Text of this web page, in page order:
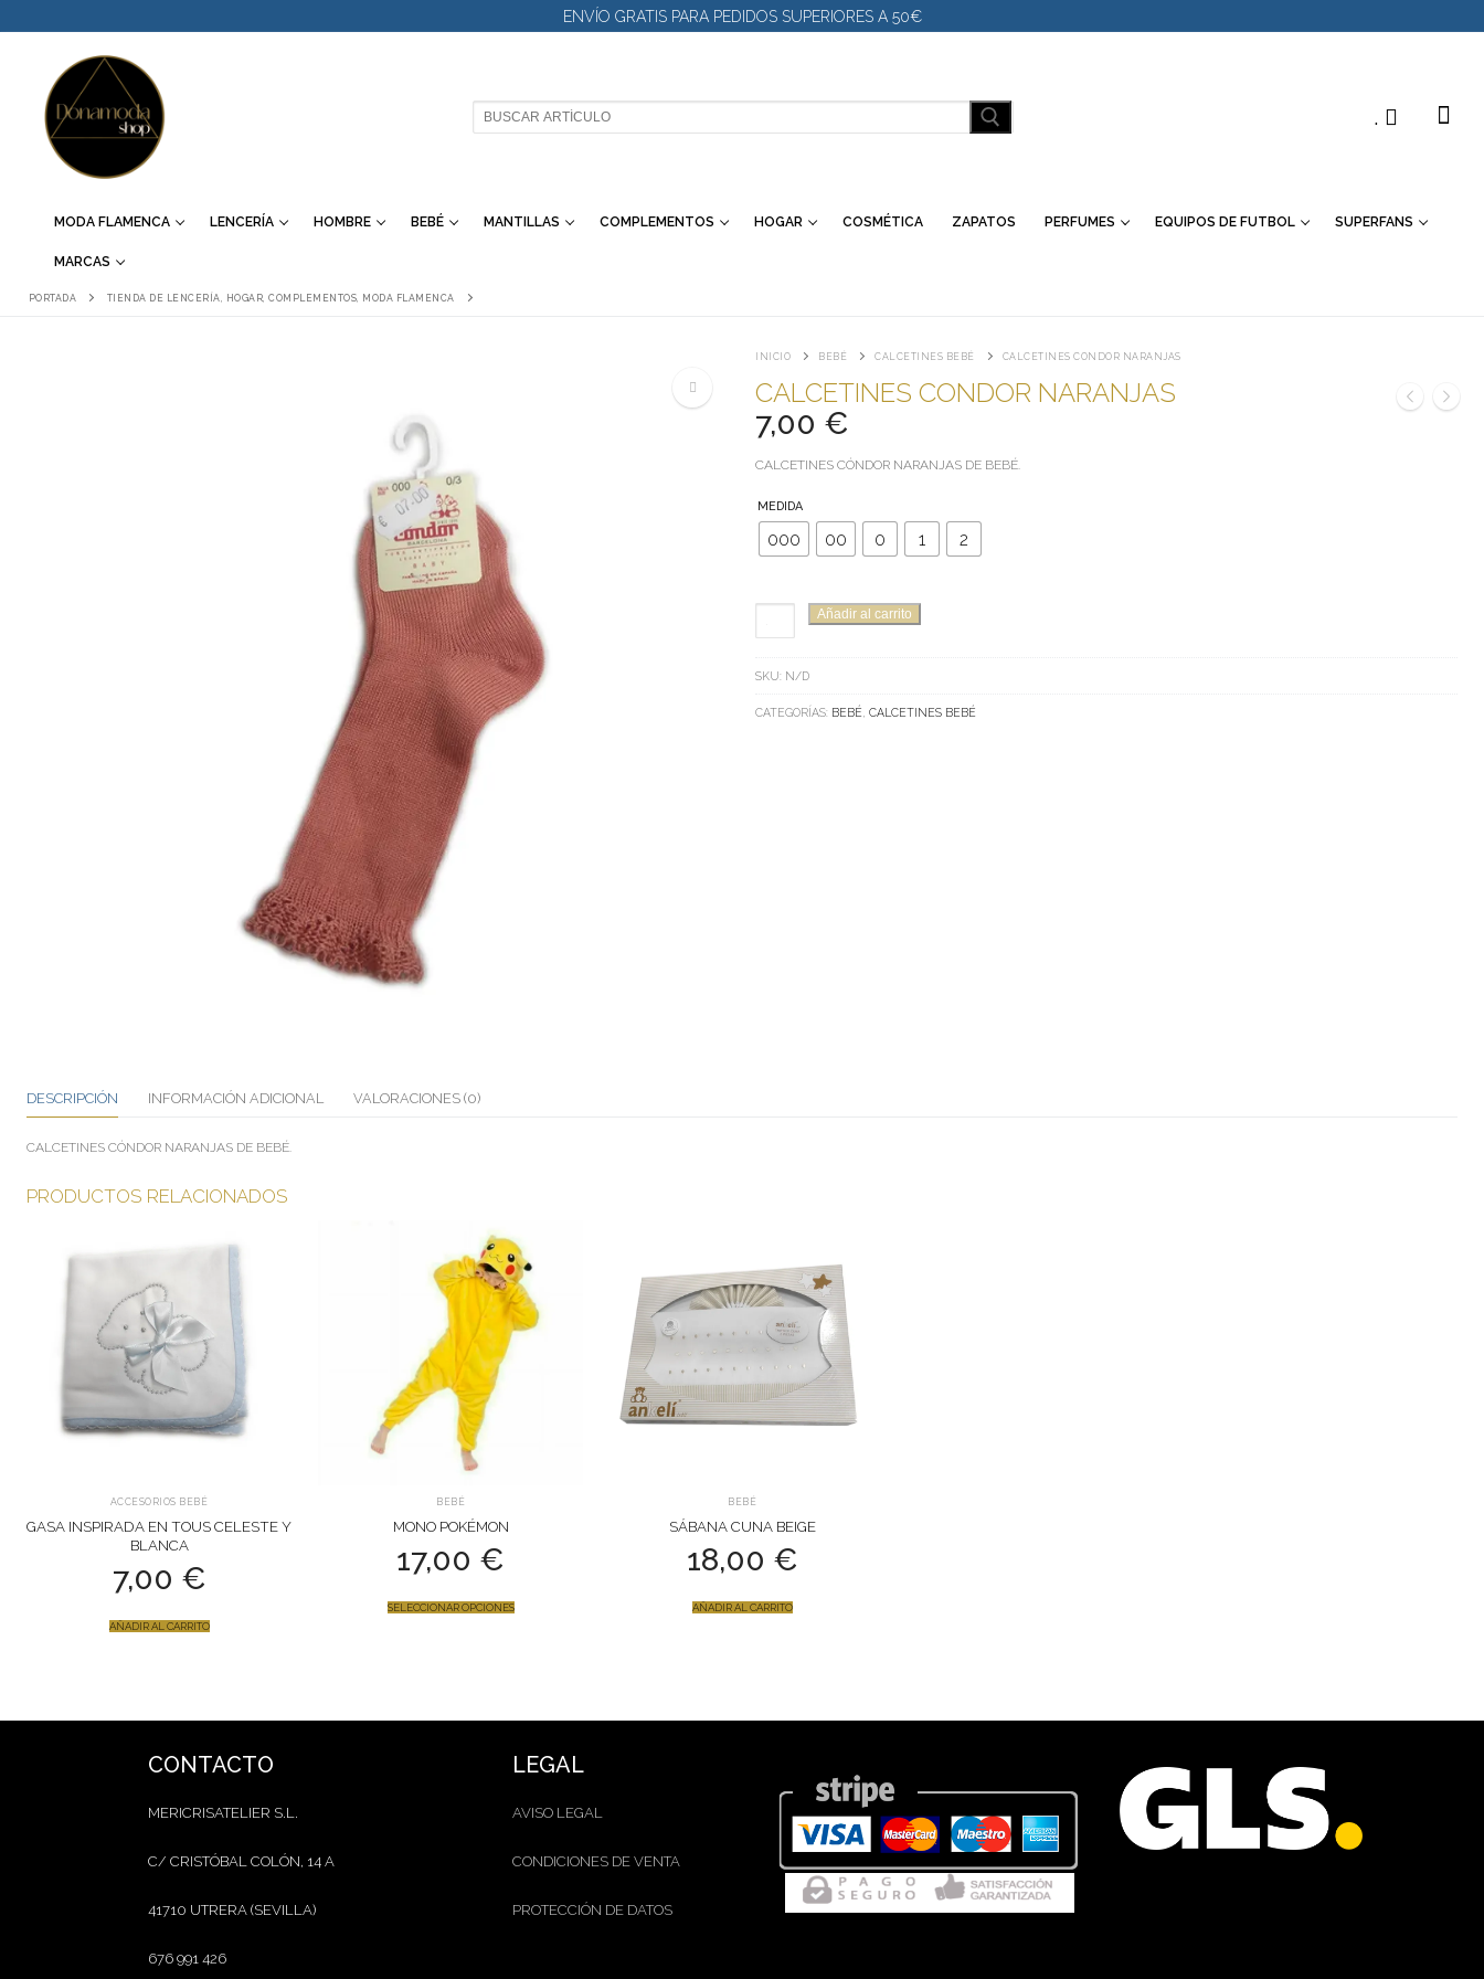
AL
ENVÍO GRATIS PARA PEDIDOS SUPERIORES A 50€
BUSCAR: .
MODA FLAMENCA LENCERÍA HOMBRE BEBÉ MANTILLAS COMPLEMENTOS HOGAR COSMÉTICA ZAPATOS PERFUMES EQUIPOS DE FUTBOL SUPERFANS
MARCAS
PORTADA TIENDA DE LENCERÍA, HOGAR, COMPLEMENTOS, MODA FLAMENCA
INICIO BEBÉ CALCETINES BEBÉ CALCETINES CONDOR NARANJAS
CALCETINES CONDOR NARANJAS
7,00 €
CALCETINES CÓNDOR NARANJAS DE BEBÉ.
MEDIDA
000 00 0 1 2
CALCETINES
CONDOR
CANTIDAD
Añadir al carrito
SKU: N/D
CATEGORÍAS: BEBÉ CALCETINES BEBÉ
DESCRIPCIÓN INFORMACIÓN ADICIONAL VALORACIONES (0)
CALCETINES CÓNDOR NARANJAS DE BEBÉ.
PRODUCTOS RELACIONADOS
ACCESORIOS BEBÉ
GASA INSPIRADA EN TOUS CELESTE Y
BLANCA
7,00 €
AÑADIR AL CARRITO
BEBÉ
MONO POKÉMON
17,00 €
SELECCIONAR OPCIONES
BEBÉ
SÁBANA CUNA BEIGE
18,00 €
AÑADIR AL CARRITO
CONTACTO
MERICRISATELIER S.L.
C/ CRISTÓBAL COLÓN, 14 A
41710 UTRERA (SEVILLA)
676 991 426
LEGAL
AVISO LEGAL
CONDICIONES DE VENTA
PROTECCIÓN DE DATOS